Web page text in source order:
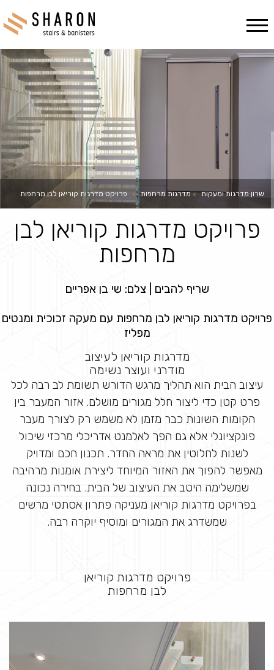
Skip
שרון מדרגות ומעקות >מדרגות מרחפות > פרויקט מדרגות קוריאן לבן מרחפות
פרויקט מדרגות קוריאן לבן
מרחפות
שריף להבים | צלם: שי בן אפריים
פרויקט מדרגות קוריאן לבן מרחפות עם מעקה זכוכית ומנטים
מפליז
מדרגות קוריאן לעיצוב
מודרני ועוצר נשימה
עיצוב הבית הוא תהליך מרגש הדורש תשומת לב רבה לכל
פרט קטן כדי ליצור חלל מגורים מושלם. אזור המעבר בין
הקומות השונות כבר מזמן לא משמש רק לצורך מעבר
פונקציונלי אלא גם הפך לאלמנט אדריכלי מרכזי שיכול
לשנות לחלוטין את מראה החדר. תכנון חכם ומדויק
מאפשר להפוך את האזור המיוחד ליצירת אומנות מרהיבה
שמשלימה היטב את העיצוב של הבית. בחירה נכונה
בפרויקט מדרגות קוריאן מעניקה פתרון אסתטי מרשים
שמשדרג את המגורים ומוסיף יוקרה רבה.
פרויקט מדרגות קוריאן
לבן מרחפות